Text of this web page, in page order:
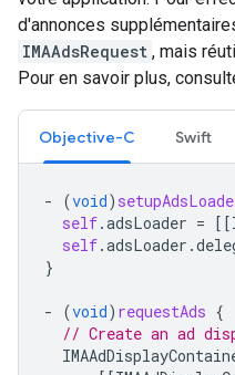
d'annonces
IMAAdsRequest , mais
Pour en savoir plus,
Objective-C Swift
- (void)
self.adsLoader = [[
self.adsLoader .
}
- (void) requestAds {
// Create an ad